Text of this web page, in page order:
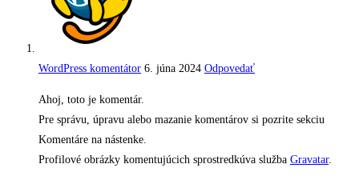
WordPress komentátor 6. júna 2024 Odpovedať
Ahoj, toto je komentár.
Pre správu, úpravu alebo mazanie komentárov si pozrite sekciu
Komentáre na nástenke.
Profilové obrázky komentujúcich sprostredkúva služba Gravatar.